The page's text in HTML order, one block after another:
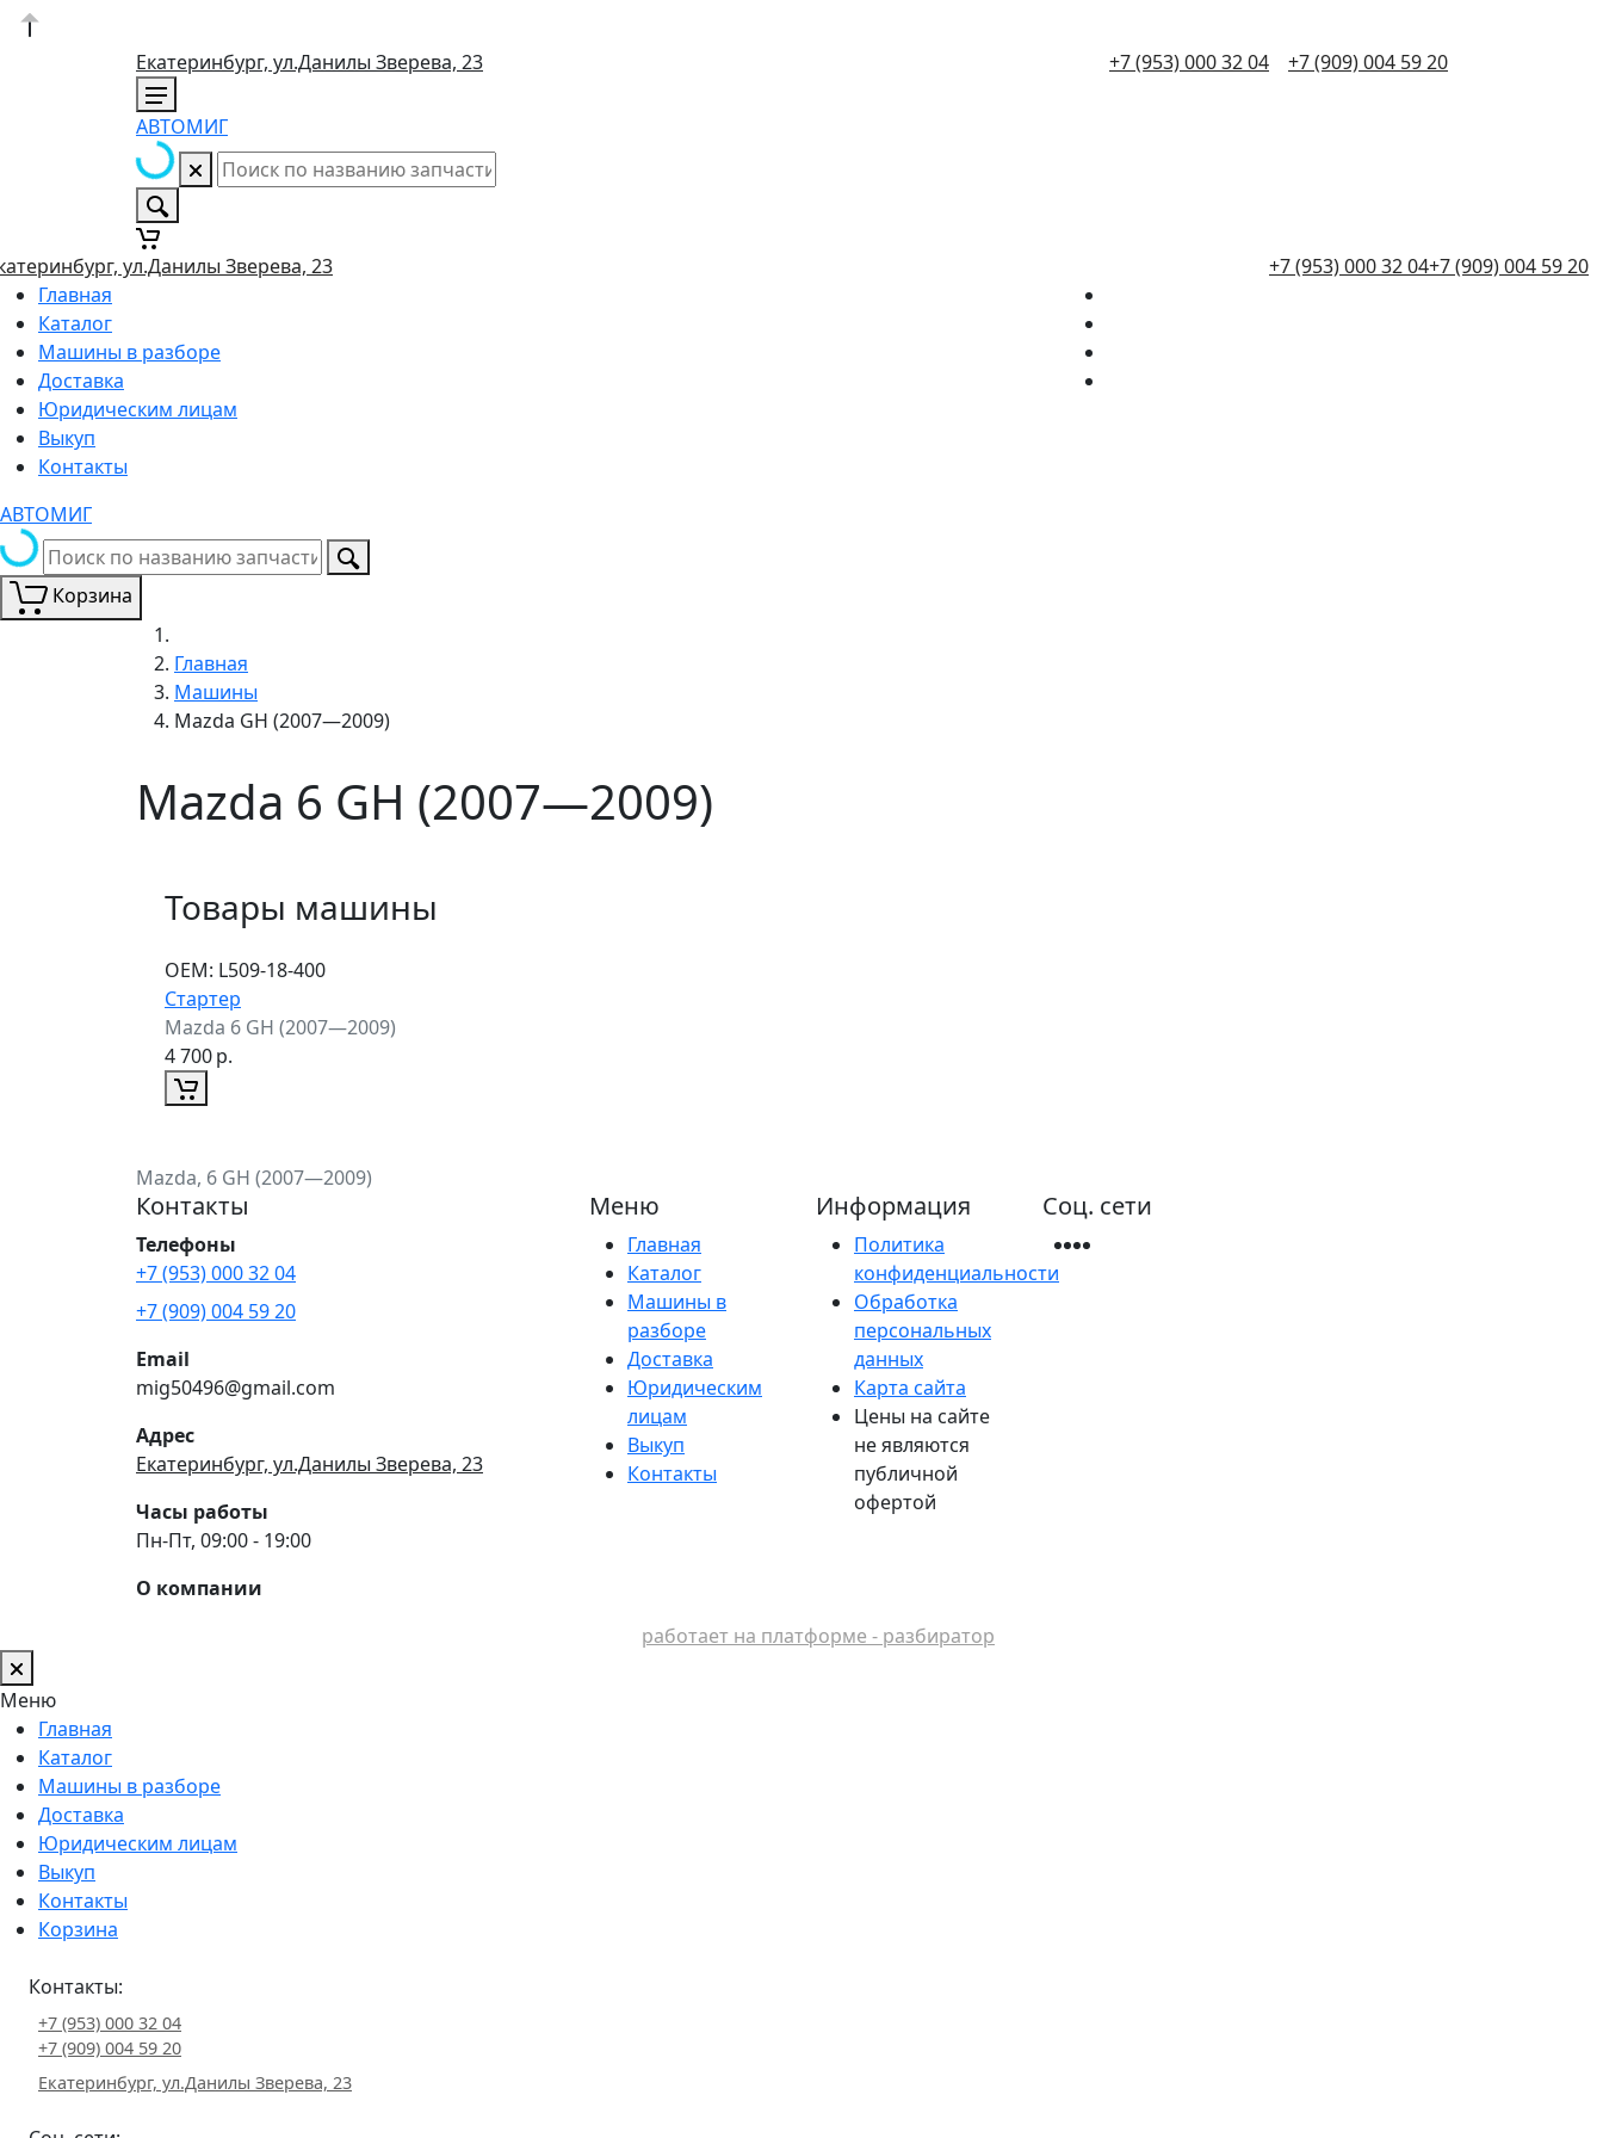
Екатеринбург, ул.Данилы Зверева, 23 +7 (953) 000 32 04 +7 (909) 004 59 20
АВТОМИГ
ул.Данилы Зверева, 23 +7 (953) 000 32 04+7 (909) 004 59 20
Главная
Каталог
Машины в разборе
Доставка
Юридическим лицам
Выкуп
Контакты
АВТОМИГ
Корзина
Главная
Машины
Mazda GH (2007—2009)
Mazda 6 GH (2007—2009)
Товары машины
ОЕМ: L509-18-400
Стартер
Mazda 6 GH (2007—2009)
4 700р.
Mazda, 6 GH (2007—2009)
Контакты
Телефоны
+7 (953) 000 32 04
+7 (909) 004 59 20
Email
mig50496@gmail.com
Адрес
Екатеринбург, ул.Данилы Зверева, 23
Часы работы
Пн-Пт, 09:00 - 19:00
О компании
Меню
Главная
Каталог
Машины в
разборе
Доставка
Юридическим
лицам
Выкуп
Контакты
Информация
Политика
конфиденциальности
Обработка
персональных
данных
Карта сайта
Цены на сайте
не являются
публичной
офертой
Соц. сети
работает на платформе - разбиратор
Меню
Главная
Каталог
Машины в разборе
Доставка
Юридическим лицам
Выкуп
Контакты
Корзина
Контакты:
+7 (953) 000 32 04
+7 (909) 004 59 20
Екатеринбург, ул.Данилы Зверева, 23